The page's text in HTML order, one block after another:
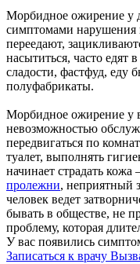
Морбидное ожирение у
симптомами нарушения
переедают,
насытиться, часто едят
сладости, фастфуд, еду
полуфабрикаты.
Морбидное ожирение у
невозможностью
передвигаться по
туалет, выполнять
начинает страдать кожа
пролежни, неприятный
человек ведет
бывать в обществе, не
проблему, которая
У вас появились
Записаться к врачу